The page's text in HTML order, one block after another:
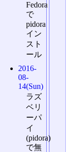
Fedora
で
pidora
イン
スト
ール
2016-
08-
14(Sun)
ラズ
ベリ
ーパ
イ
(pidora)
で無